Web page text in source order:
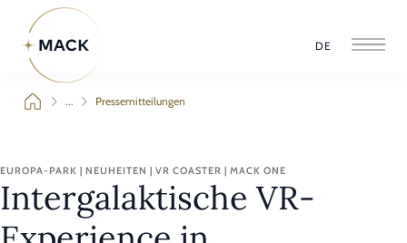
DE
... Pressemitteilungen
EUROPA-PARK | NEUHEITEN | VR COASTER | MACK ONE
Intergalaktische VR-